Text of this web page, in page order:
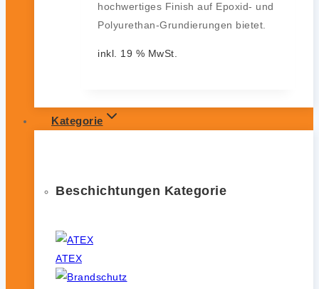
hochwertiges Finish auf Epoxid- und
Polyurethan-Grundierungen bietet.
inkl. 19 % MwSt.
Kategorie
Beschichtungen Kategorie
ATEX